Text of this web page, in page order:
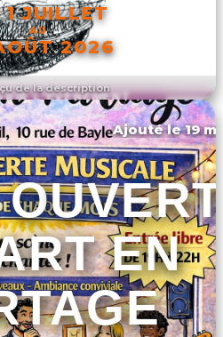
de la description
1 JUILLET
AU
2026
L'ÉVÉNEMENT
Ajouté le 19
EN